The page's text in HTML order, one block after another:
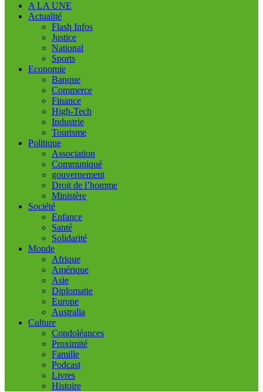
A LA UNE
Actualité
Flash Infos
Justice
National
Sports
Economie
Banque
Commerce
Finance
High-Tech
Industrie
Tourisme
Politique
Association
Communiqué
gouvernement
Droit de l’homme
Ministère
Société
Enfance
Santé
Solidarité
Monde
Afrique
Amérique
Asie
Diplomatie
Europe
Australia
Culture
Condoléances
Proximité
Famille
Podcast
Livres
Histoire